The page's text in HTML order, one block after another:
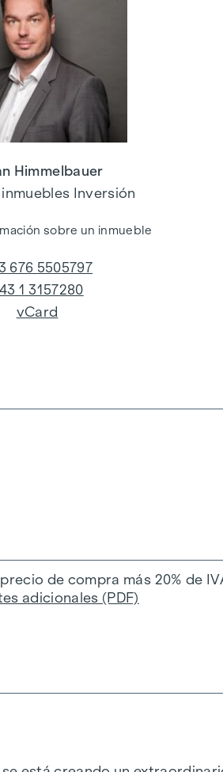
de compra más 20% de
adicionales (PDF)
Himmelbauer
Inversión
sobre un inmueble
676 5505797
1 3157280
vCard